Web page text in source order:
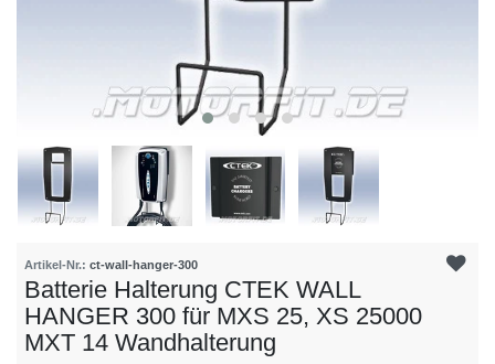
Artikel-Nr.: ct-wall-hanger-300
Batterie Halterung CTEK WALL
HANGER 300 für MXS 25, XS 25000
MXT 14 Wandhalterung